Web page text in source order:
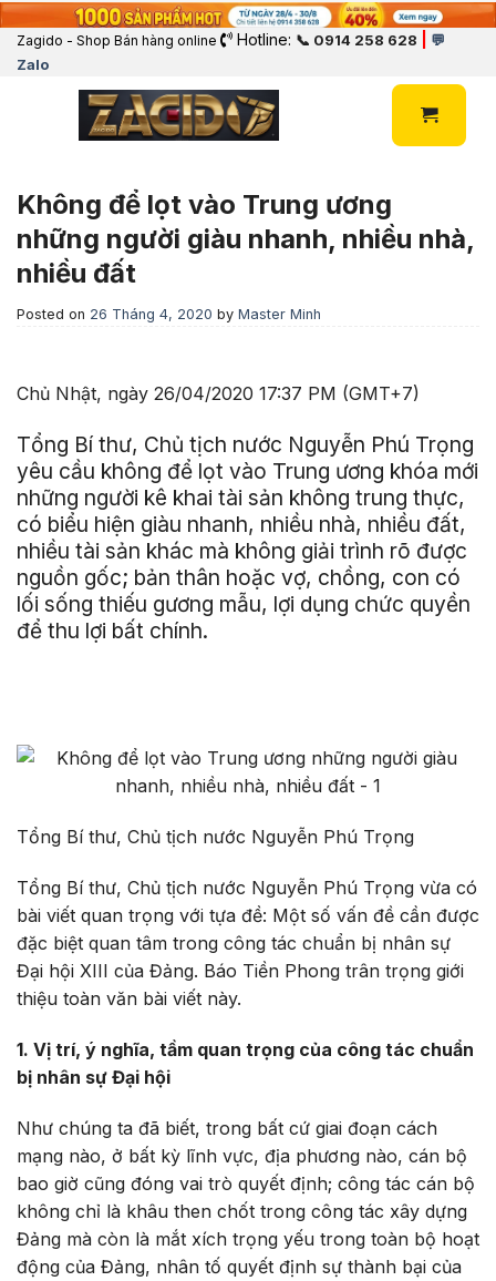
Zagido - Shop Bán hàng online Hotline: 📞 0914 258 628
💬
Zalo
Không để lọt vào Trung ương
những người giàu nhanh, nhiều nhà,
nhiều đất
Posted on 26 Tháng 4, 2020 by Master Minh
Chủ Nhật, ngày 26/04/2020 17:37 PM (GMT+7)
Tổng Bí thư, Chủ tịch nước Nguyễn Phú Trọng
yêu cầu không để lọt vào Trung ương khóa mới
những người kê khai tài sản không trung thực,
có biểu hiện giàu nhanh, nhiều nhà, nhiều đất,
nhiều tài sản khác mà không giải trình rõ được
nguồn gốc; bản thân hoặc vợ, chồng, con có
lối sống thiếu gương mẫu, lợi dụng chức quyền
để thu lợi bất chính.
Tổng Bí thư, Chủ tịch nước Nguyễn Phú Trọng
Tổng Bí thư, Chủ tịch nước Nguyễn Phú Trọng vừa có
bài viết quan trọng với tựa đề: Một số vấn đề cần được
đặc biệt quan tâm trong công tác chuẩn bị nhân sự
Đại hội XIII của Đảng. Báo Tiền Phong trân trọng giới
thiệu toàn văn bài viết này.
1. Vị trí, ý nghĩa, tầm quan trọng của công tác chuẩn
bị nhân sự Đại hội
Như chúng ta đã biết, trong bất cứ giai đoạn cách
mạng nào, ở bất kỳ lĩnh vực, địa phương nào, cán bộ
bao giờ cũng đóng vai trò quyết định; công tác cán bộ
không chỉ là khâu then chốt trong công tác xây dựng
Đảng mà còn là mắt xích trọng yếu trong toàn bộ hoạt
động của Đảng, nhân tố quyết định sự thành bại của